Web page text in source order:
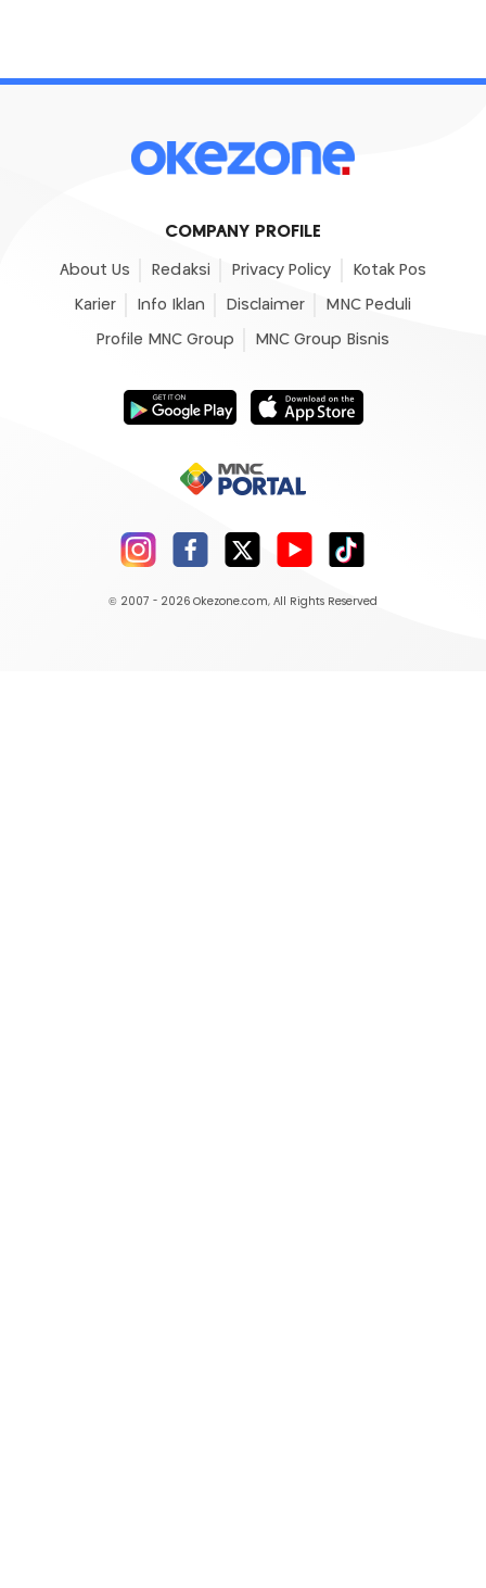
COMPANY PROFILE
About Us Redaksi Privacy Policy Kotak Pos
Karier Info Iklan Disclaimer MNC Peduli
Profile MNC Group MNC Group Bisnis
© 2007 - 2026 Okezone.com, All Rights Reserved